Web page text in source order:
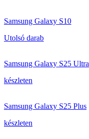
Samsung Galaxy S10
Utolsó darab
Samsung Galaxy S25 Ultra
készleten
Samsung Galaxy S25 Plus
készleten